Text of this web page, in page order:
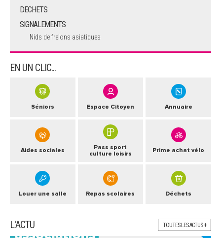
DECHETS
SIGNALEMENTS
Nids de frelons asiatiques
EN UN CLIC...
Séniors Espace Citoyen Annuaire
Aides sociales
Pass sport
culture loisirs
Prime achat vélo
Louer une salle Repas scolaires Déchets
L'ACTU TOUTES LES ACTUS +